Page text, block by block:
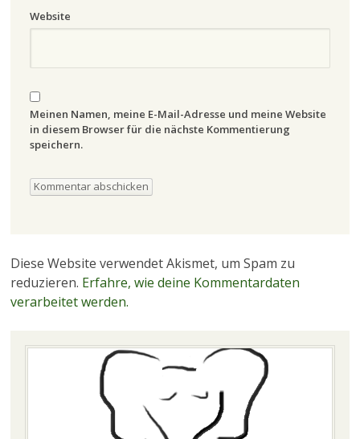
Website
Meinen Namen, meine E-Mail-Adresse und meine Website
in diesem Browser für die nächste Kommentierung
speichern.
Diese Website verwendet Akismet, um Spam zu
reduzieren. Erfahre, wie deine Kommentardaten
verarbeitet werden.